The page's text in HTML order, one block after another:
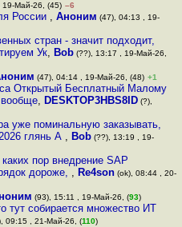
19-Май-26, (45) –6
России , Аноним (47), 04:13 , 19-
стран - значит подходит,
Ук, Bob (??), 13:17 , 19-Май-26,
(47), 04:14 , 19-Май-26, (48) +1
Открытый Бесплатный Малому
вообще, DESKTOP3HBS8ID(?),
уже поминальную заказывать,
глянь А , Bob (??), 13:19 , 19-
пор внедрение SAP
дороже, , Re4son(ok), 08:44 , 20-
(93), 15:11 , 19-Май-26, (93)
тут собирается множество ИТ
09:15 , 21-Май-26, (110)